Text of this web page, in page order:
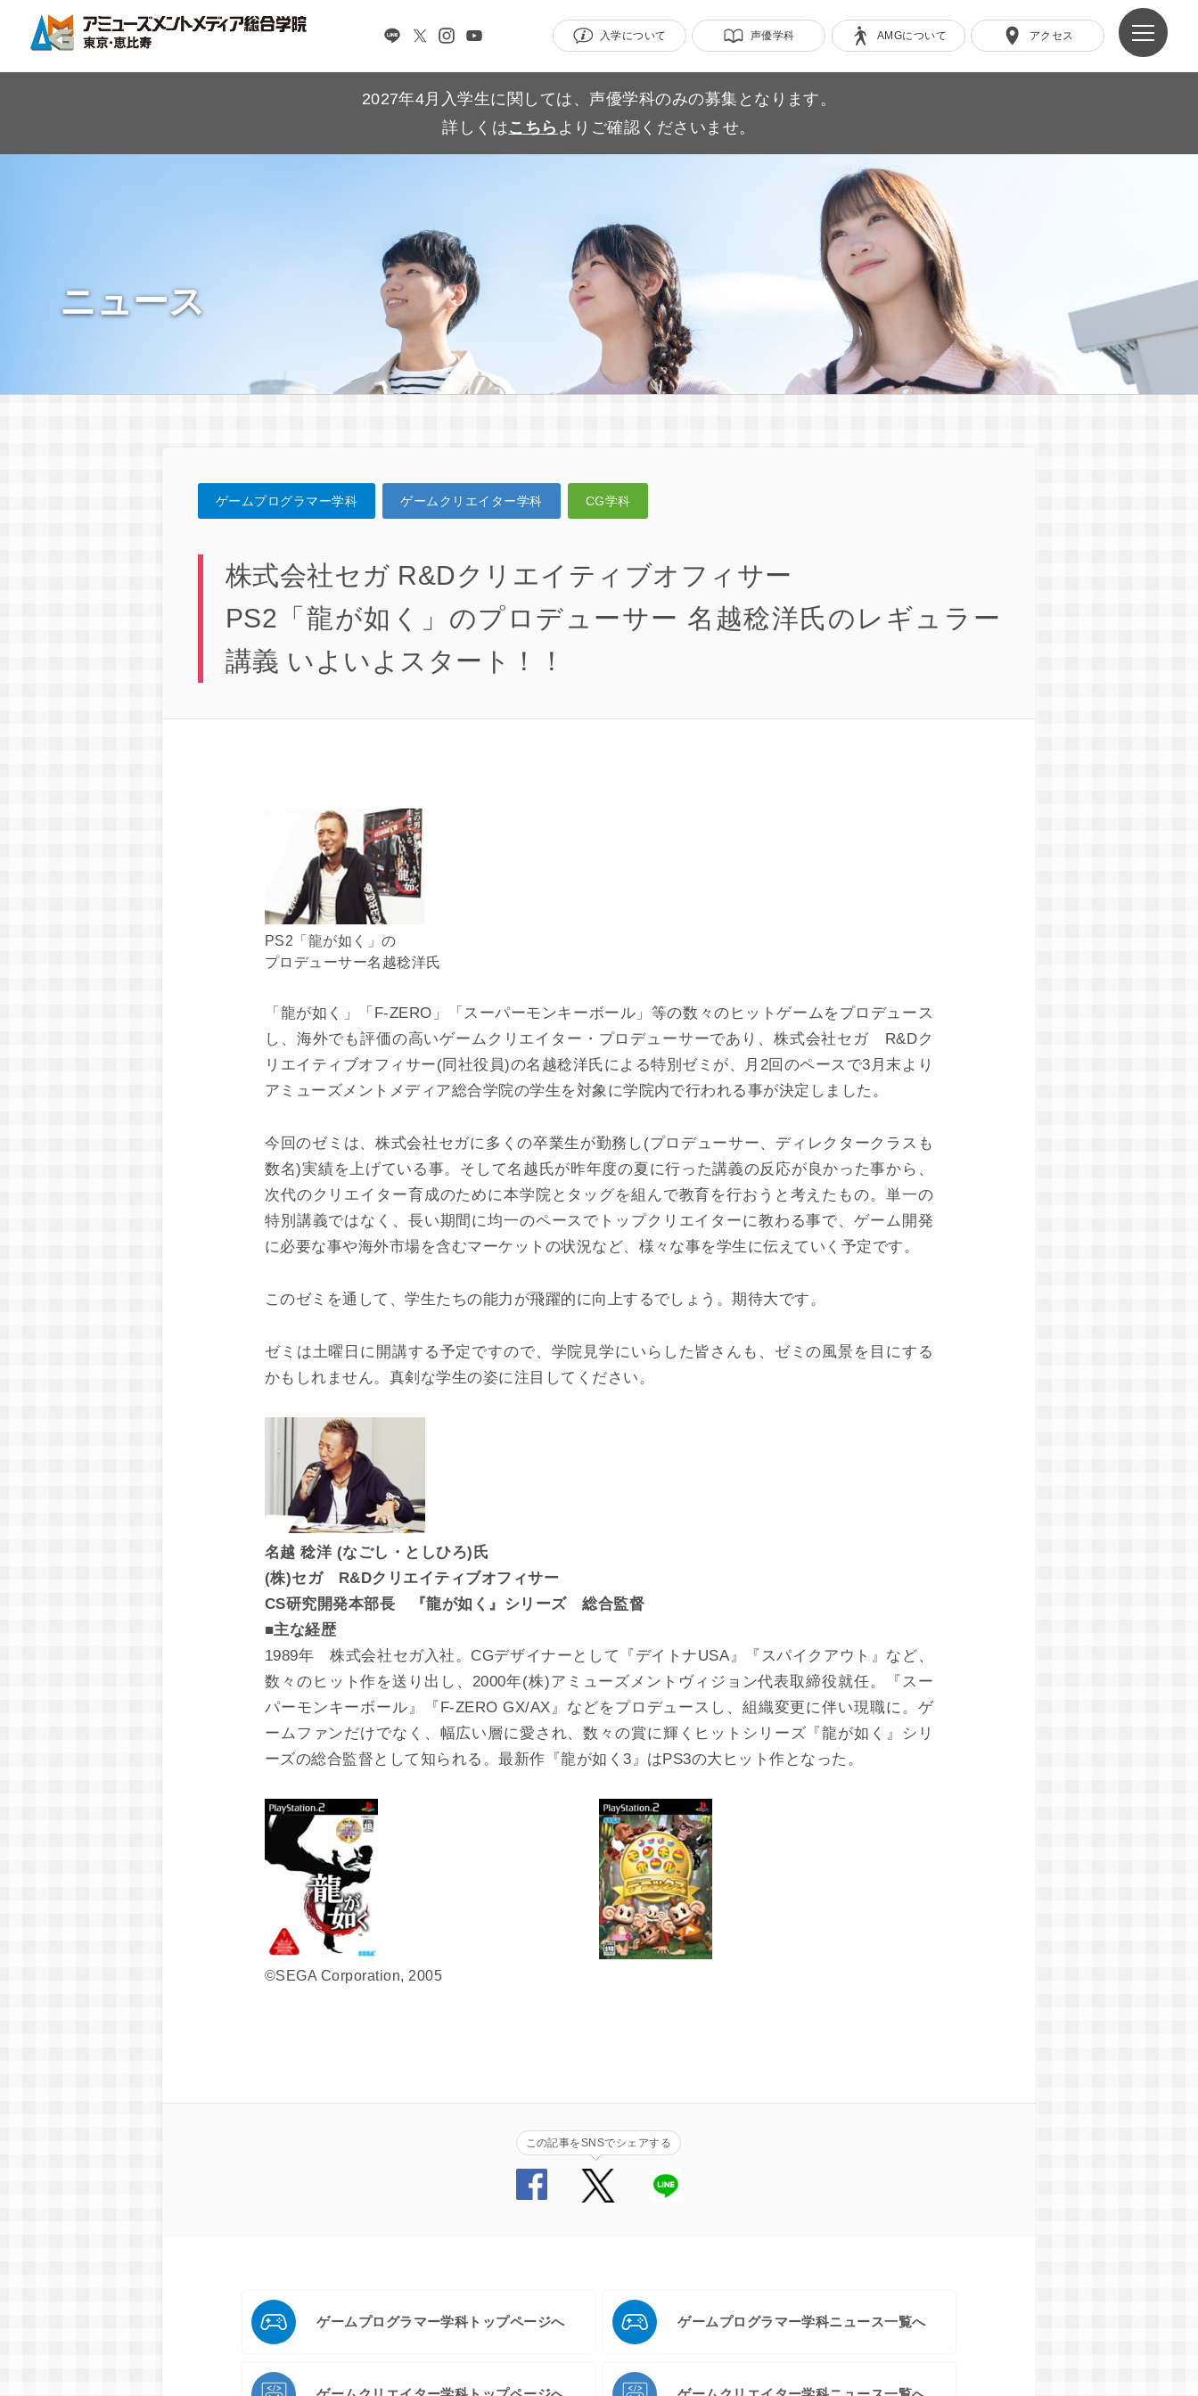
入学について 声優学科 AMGについて アクセス
2027年4月入学生に関しては、声優学科のみの募集となります。
詳しくはこちら よりご確認くださいませ。
ニュース
ゲームプログラマー学科 ゲームクリエイター学科 CG学科
株式会社セガ R&Dクリエイティブオフィサー
PS2「龍が如く」のプロデューサー 名越稔洋氏のレギュラー
講義 いよいよスタート！！
PS2「龍が如く」の
プロデューサー名越稔洋氏
「龍が如く」「F-ZERO」「スーパーモンキーボール」等の数々のヒットゲームをプロデュース
し、海外でも評価の高いゲームクリエイター・プロデューサーであり、株式会社セガ R&Dク
リエイティブオフィサー(同社役員)の名越稔洋氏による特別ゼミが、月2回のペースで3月末より
アミューズメントメディア総合学院の学生を対象に学院内で行われる事が決定しました。
今回のゼミは、株式会社セガに多くの卒業生が勤務し(プロデューサー、ディレクタークラスも
数名)実績を上げている事。そして名越氏が昨年度の夏に行った講義の反応が良かった事から、
次代のクリエイター育成のために本学院とタッグを組んで教育を行おうと考えたもの。単一の
特別講義ではなく、長い期間に均一のペースでトップクリエイターに教わる事で、ゲーム開発
に必要な事や海外市場を含むマーケットの状況など、様々な事を学生に伝えていく予定です。
このゼミを通して、学生たちの能力が飛躍的に向上するでしょう。期待大です。
ゼミは土曜日に開講する予定ですので、学院見学にいらした皆さんも、ゼミの風景を目にする
かもしれません。真剣な学生の姿に注目してください。
名越 稔洋 (なごし・としひろ)氏
(株)セガ R&Dクリエイティブオフィサー
CS研究開発本部長 『龍が如く』シリーズ 総合監督
■主な経歴
1989年 株式会社セガ入社。CGデザイナーとして『デイトナUSA』『スパイクアウト』など、
数々のヒット作を送り出し、2000年(株)アミューズメントヴィジョン代表取締役就任。『スー
パーモンキーボール』『F-ZERO GX/AX』などをプロデュースし、組織変更に伴い現職に。ゲ
ームファンだけでなく、幅広い層に愛され、数々の賞に輝くヒットシリーズ『龍が如く』シリ
ーズの総合監督として知られる。最新作『龍が如く3』はPS3の大ヒット作となった。
©SEGA Corporation, 2005
この記事をSNSでシェアする
ゲームプログラマー学科トップページへ ゲームプログラマー学科ニュース一覧へ